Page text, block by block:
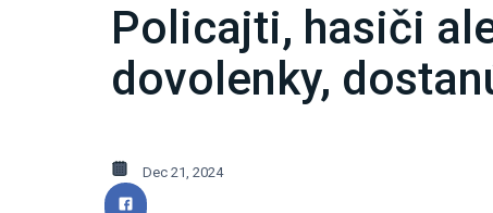
Policajti, hasiči
dovolenky,
Dec 21, 2024
1